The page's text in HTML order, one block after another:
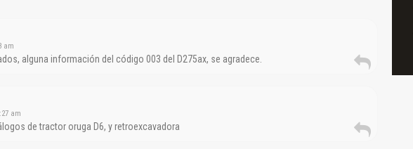
am
alguna información del código 003 del D275ax, se agradece.
am
de tractor oruga D6, y retroexcavadora